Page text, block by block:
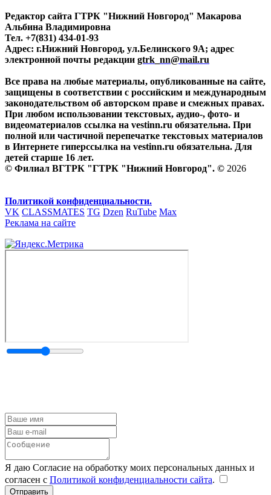
Редактор сайта ГТРК "Нижний Новгород" Макарова
Альбина Владимировна
Тел. +7(831) 434-01-93
Адрес: г.Нижний Новгород, ул.Белинского 9А; адрес
электронной почты редакции gtrk_nn@mail.ru
Все права на любые материалы, опубликованные на сайте,
защищены в соответствии с российским и международным
законодательством об авторском праве и смежных правах.
При любом использовании текстовых, аудио-, фото- и
видеоматериалов ссылка на vestinn.ru обязательна. При
полной или частичной перепечатке текстовых материалов
в Интернете гиперссылка на vestinn.ru обязательна. Для
детей старше 16 лет.
© Филиал ВГТРК "ГТРК "Нижний Новгород". © 2026
Политикой конфиденциальности.
VK CLASSMATES TG Dzen RuTube Max
Реклама на сайте
Я даю Согласие на обработку моих персональных данных и
согласен с Политикой конфиденциальности сайта.